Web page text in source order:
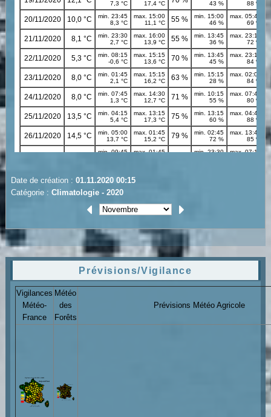
Date de création : 01.11.2020 00:15
Catégorie : Climatologie - 2020
Prévisions/Vigilance
Vigilances
Météo-
France
Météo
des
Forêts
Prévisions Météo Agricole